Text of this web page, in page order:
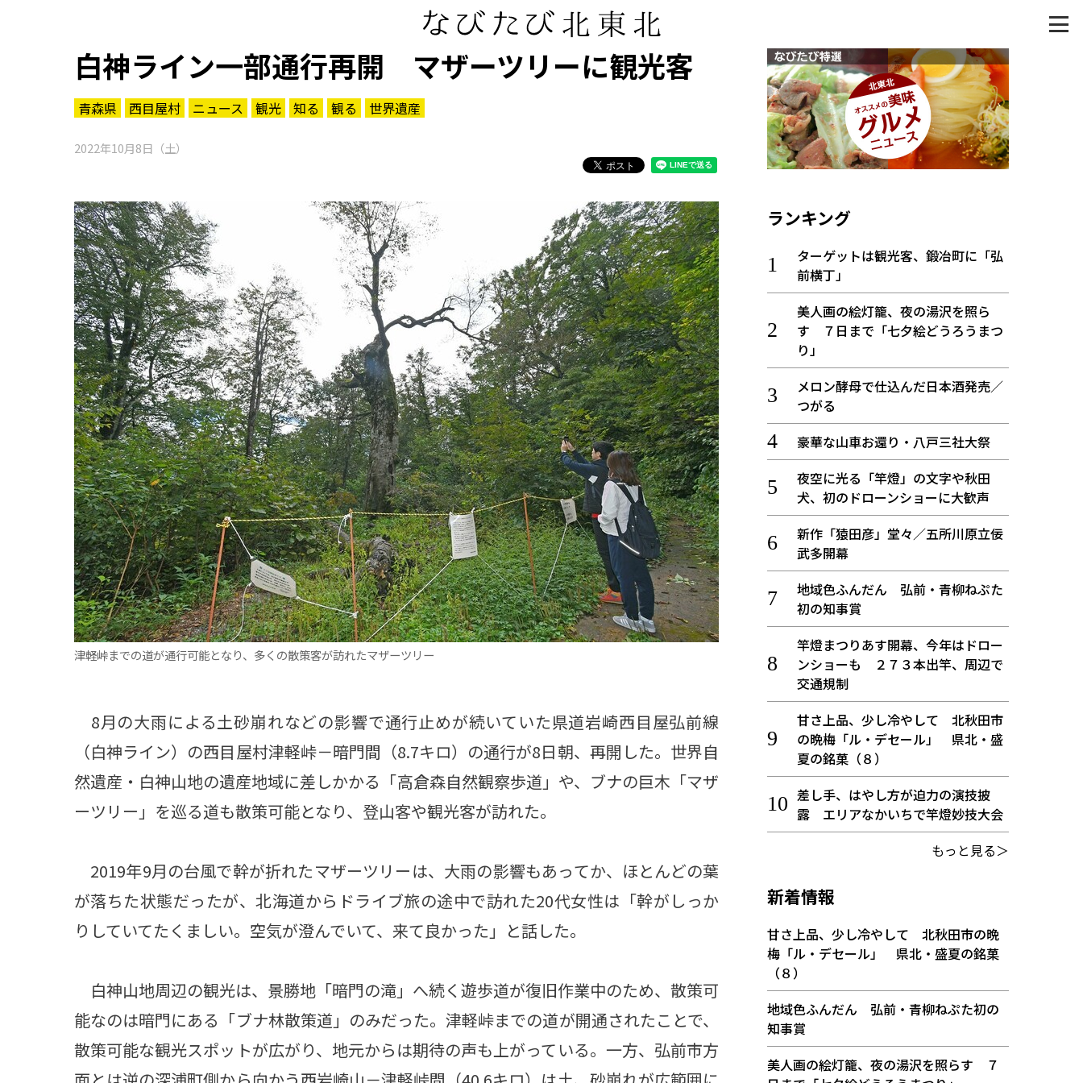
白神ライン一部通行再開 マザーツリーに観光客
青森県 西目屋村 ニュース 観光 知る 観る 世界遺産
2022年10月8日（土）
津軽峠までの道が通行可能となり、多くの散策客が訪れたマザーツリー
8月の大雨による土砂崩れなどの影響で通行止めが続いていた県道岩崎西目屋弘前線
（白神ライン）の西目屋村津軽峠－暗門間（8.7キロ）の通行が8日朝、再開した。世界自
然遺産・白神山地の遺産地域に差しかかる「高倉森自然観察歩道」や、ブナの巨木「マザ
ーツリー」を巡る道も散策可能となり、登山客や観光客が訪れた。
2019年9月の台風で幹が折れたマザーツリーは、大雨の影響もあってか、ほとんどの葉
が落ちた状態だったが、北海道からドライブ旅の途中で訪れた20代女性は「幹がしっか
りしていてたくましい。空気が澄んでいて、来て良かった」と話した。
白神山地周辺の観光は、景勝地「暗門の滝」へ続く遊歩道が復旧作業中のため、散策可
能なのは暗門にある「ブナ林散策道」のみだった。津軽峠までの道が開通されたことで、
散策可能な観光スポットが広がり、地元からは期待の声も上がっている。一方、弘前市方
ランキング
ターゲットは観光客、鍛冶町に「弘
前横丁」
美人画の絵灯籠、夜の湯沢を照ら
す ７日まで「七夕絵どうろうまつ
り」
メロン酵母で仕込んだ日本酒発売／
つがる
豪華な山車お還り・八戸三社大祭
夜空に光る「竿燈」の文字や秋田
犬、初のドローンショーに大歓声
新作「猿田彦」堂々／五所川原立佞
武多開幕
地域色ふんだん 弘前・青柳ねぷた
初の知事賞
竿燈まつりあす開幕、今年はドロー
ンショーも ２７３本出竿、周辺で
交通規制
甘さ上品、少し冷やして 北秋田市
の晩梅「ル・デセール」 県北・盛
夏の銘菓（８）
差し手、はやし方が迫力の演技披
露 エリアなかいちで竿燈妙技大会
もっと見る＞
新着情報
甘さ上品、少し冷やして 北秋田市の晩
梅「ル・デセール」 県北・盛夏の銘菓
（８）
地域色ふんだん 弘前・青柳ねぷた初の
知事賞
美人画の絵灯籠、夜の湯沢を照らす ７
パワースポット
まつり・イベント
おみやげ・特産
道の駅・産直
アウトドア・レジャー
ご当地グルメ